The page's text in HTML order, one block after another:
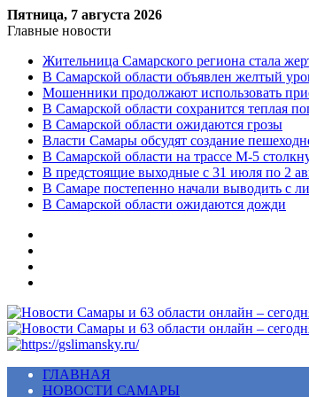
Пятница, 7 августа 2026
Главные новости
Жительница Самарского региона стала
В Самарской области объявлен желтый
Мошенники продолжают использовать
В Самарской области сохранится теплая
В Самарской области ожидаются грозы
Власти Самары обсудят создание
В Самарской области на трассе М-5
В предстоящие выходные с 31 июля по 2
В Самаре постепенно начали выводить с
В Самарской области ожидаются дожди
Меню
ГЛАВНАЯ
НОВОСТИ САМАРЫ